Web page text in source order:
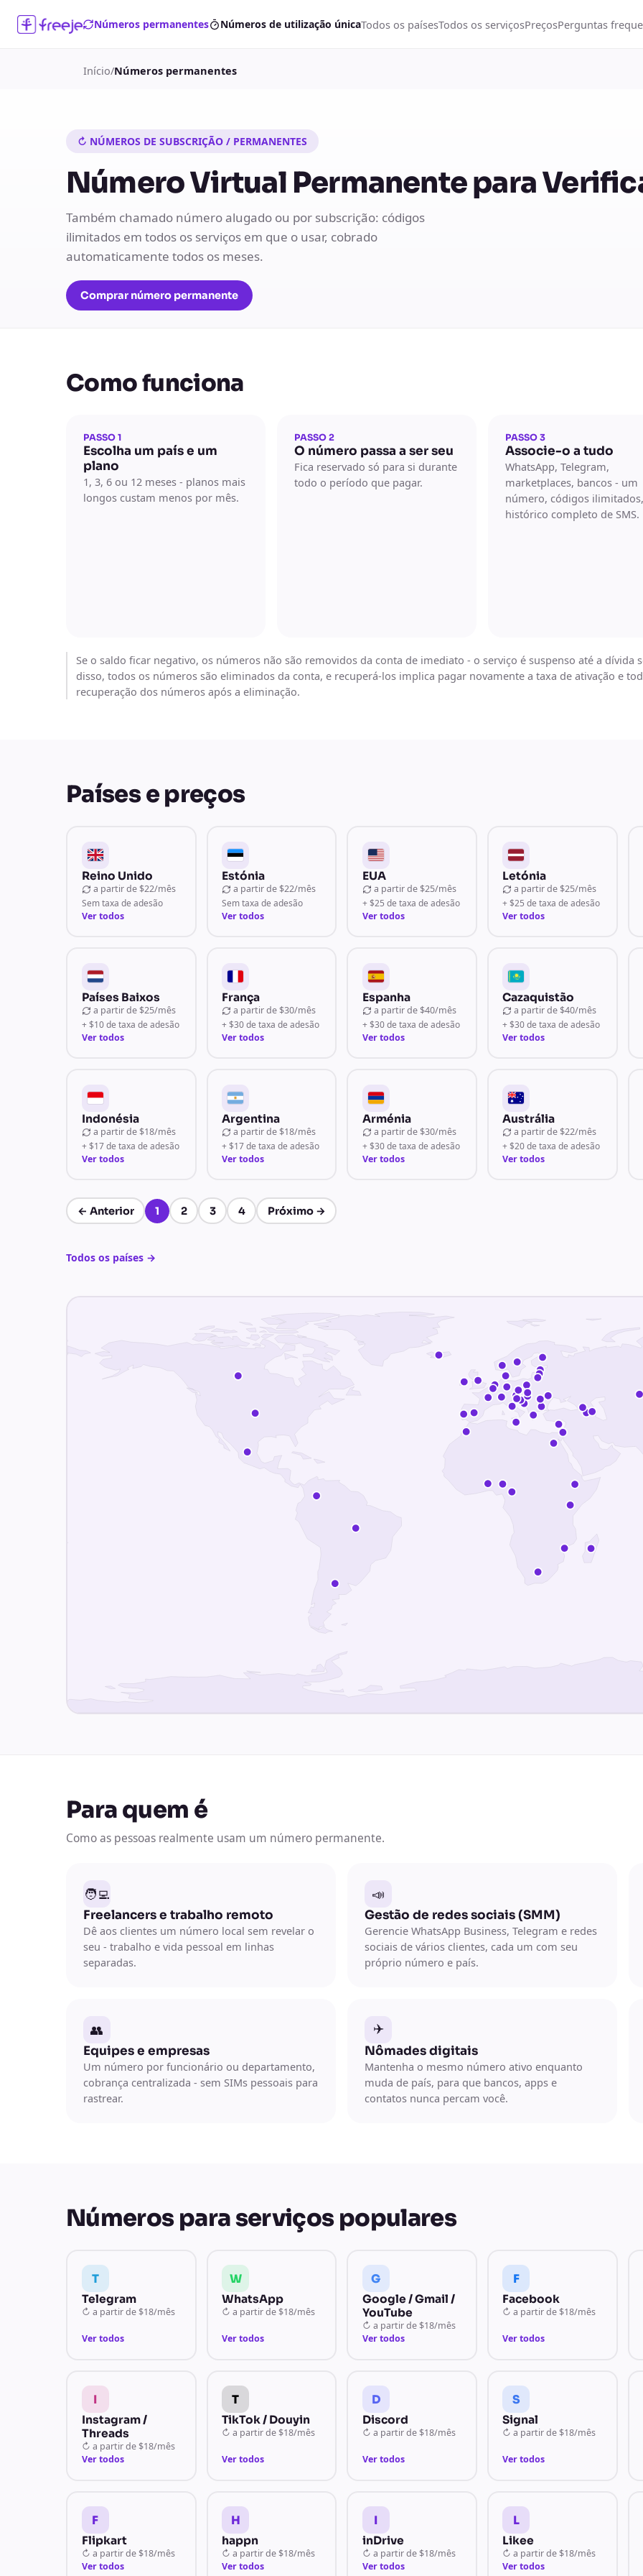
Números permanentes Números de utilização únicaTodos os paísesTodos os serviçosPreçosPerguntas
Início/Números permanentes
↻ NÚMEROS DE SUBSCRIÇÃO / PERMANENTES
Número Virtual Permanente para
Também chamado número alugado ou por subscrição: códigos
ilimitados em todos os serviços em que o usar, cobrado
automaticamente todos os meses.
Comprar número permanente
Como funciona
PASSO 1
Escolha um país e um
plano
1, 3, 6 ou 12 meses - planos mais
longos custam menos por mês.
PASSO 2
O número passa a ser seu
Fica reservado só para si durante
todo o período que pagar.
PASSO 3
Associe-o a tudo
WhatsApp, Telegram,
marketplaces, bancos - um
número, códigos ilimitados,
histórico completo de SMS.
Se o saldo ficar negativo, os números não são removidos da conta de imediato - o serviço é suspenso até a dívida
disso, todos os números são eliminados da conta, e recuperá-los implica pagar novamente a taxa de ativação e
recuperação dos números após a eliminação.
Países e preços
Reino Unido
a partir de $22/mês
Sem taxa de adesão
Ver todos
Estónia
a partir de $22/mês
Sem taxa de adesão
Ver todos
EUA
a partir de $25/mês
+ $25 de taxa de adesão
Ver todos
Letónia
a partir de $25/mês
+ $25 de taxa de adesão
Ver todos
Países Baixos
a partir de $25/mês
+ $10 de taxa de adesão
Ver todos
França
a partir de $30/mês
+ $30 de taxa de adesão
Ver todos
Espanha
a partir de $40/mês
+ $30 de taxa de adesão
Ver todos
Cazaquistão
a partir de $40/mês
+ $30 de taxa de adesão
Ver todos
Indonésia
a partir de $18/mês
+ $17 de taxa de adesão
Ver todos
Argentina
a partir de $18/mês
+ $17 de taxa de adesão
Ver todos
Arménia
a partir de $30/mês
+ $30 de taxa de adesão
Ver todos
Austrália
a partir de $22/mês
+ $20 de taxa de adesão
Ver todos
← Anterior 1 2 3 4 Próximo→
Página 1 de 4
Todos os países →
Para quem é
Como as pessoas realmente usam um número permanente.
🧑‍💻
Freelancers e trabalho remoto
Dê aos clientes um número local sem revelar o
seu - trabalho e vida pessoal em linhas
separadas.
📣
Gestão de redes sociais (SMM)
Gerencie WhatsApp Business, Telegram e redes
sociais de vários clientes, cada um com seu
próprio número e país.
👥
Equipes e empresas
Um número por funcionário ou departamento,
cobrança centralizada - sem SIMs pessoais para
rastrear.
✈️
Nômades digitais
Mantenha o mesmo número ativo enquanto
muda de país, para que bancos, apps e
contatos nunca percam você.
Números para serviços populares
T
Telegram
↻ a partir de $18/mês
Ver todos
W
WhatsApp
↻ a partir de $18/mês
Ver todos
G
Google / Gmail /
YouTube
↻ a partir de $18/mês
Ver todos
F
Facebook
↻ a partir de $18/mês
Ver todos
I
Instagram /
Threads
↻ a partir de $18/mês
Ver todos
T
TikTok / Douyin
↻ a partir de $18/mês
Ver todos
D
Discord
↻ a partir de $18/mês
Ver todos
S
Signal
↻ a partir de $18/mês
Ver todos
F
Flipkart
↻ a partir de $18/mês
Ver todos
H
happn
↻ a partir de $18/mês
Ver todos
I
inDrive
↻ a partir de $18/mês
Ver todos
L
Likee
↻ a partir de $18/mês
Ver todos